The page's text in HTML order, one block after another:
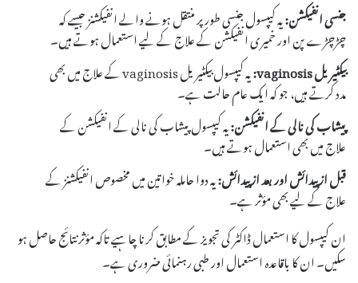
جنسی انفیکشن:یہ کیپسول جنسی طور پر منتقل ہونے والے انفیکشنز جیسے کہ
چڑچڑے پن اور خمیری انفیکشن کے علاج کے لیے استعمال ہوتے ہیں۔
بیکٹیریل vaginosis:
یہ کیپسول بیکٹیریل vaginosis کے علاج میں بھی
مدد کرتے ہیں، جو کہ ایک عام حالت ہے۔
پیشاب کی نالی کے انفیکشن:یہ کیپسول پیشاب کی نالی کے انفیکشن کے
علاج میں بھی استعمال ہوتے ہیں۔
قبل از پیدائش اور بعد از پیدائش:یہ دوا حاملہ خواتین میں مخصوص انفیکشنز کے
علاج کے لیے بھی مؤثر ہے۔
ان کیپسول کا استعمال ڈاکٹر کی تجویز کے مطابق کرنا چاہیے تاکہ مؤثر نتائج حاصل ہو
سکیں۔ ان کا باقاعدہ استعمال اور طبی رہنمائی ضروری ہے۔